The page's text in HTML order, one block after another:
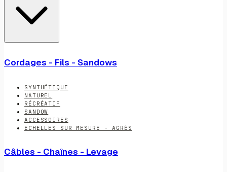
Cordages - Fils - Sandows
SYNTHÉTIQUE
NATUREL
RÉCRÉATIF
SANDOW
ACCESSOIRES
ECHELLES SUR MESURE - AGRÈS
Câbles - Chaînes - Levage